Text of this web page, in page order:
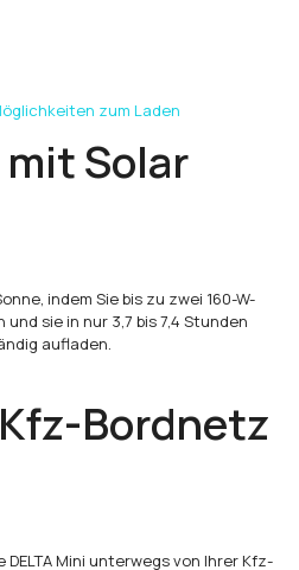
zum Laden
mit Solar
indem Sie bis zu zwei 160-W-
sie in nur 3,7 bis 7,4 Stunden
aufladen.
Bordnetz
Mini unterwegs von Ihrer Kfz-